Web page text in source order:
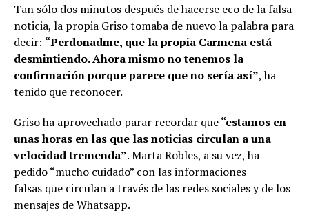
Tan sólo dos minutos después de hacerse eco de la falsa
noticia, la propia Griso tomaba de nuevo la palabra para
decir: “Perdonadme, que la propia Carmena está
desmintiendo. Ahora mismo no tenemos la
confirmación porque parece que no sería así”, ha
tenido que reconocer.
Griso ha aprovechado parar recordar que“estamos en
unas horas en las que las noticias circulan a una
velocidad tremenda”. Marta Robles, a su vez, ha
pedido “mucho cuidado” con las informaciones
falsas que circulan a través de las redes sociales y de los
mensajes de Whatsapp.